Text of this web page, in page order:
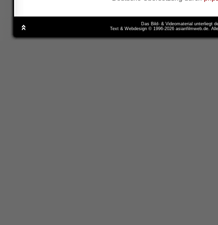
Das Bild- & Videomaterial unterliegt
Text & Webdesign © 1996-2026 asianfilmweb.de.